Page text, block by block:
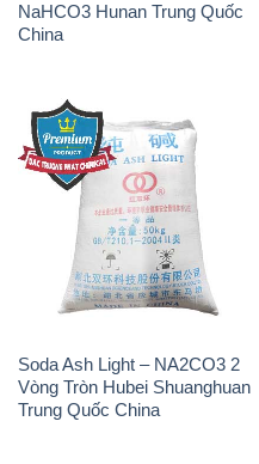
NaHCO3 Hunan Trung Quốc
China
Soda Ash Light – NA2CO3 2
Vòng Tròn Hubei Shuanghuan
Trung Quốc China